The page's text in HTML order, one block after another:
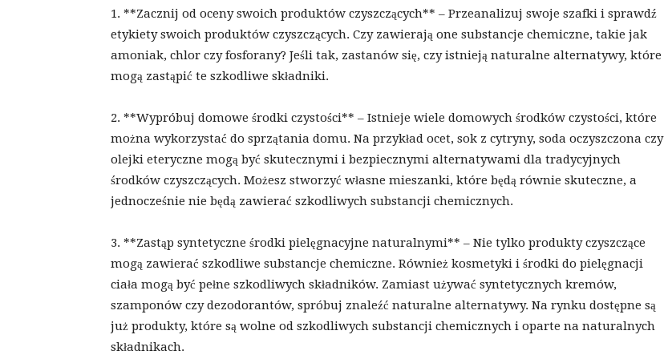
1. **Zacznij od oceny swoich produktów czyszczących** – Przeanalizuj swoje szafki i sprawdź
etykiety swoich produktów czyszczących. Czy zawierają one substancje chemiczne, takie jak
amoniak, chlor czy fosforany? Jeśli tak, zastanów się, czy istnieją naturalne alternatywy, które
mogą zastąpić te szkodliwe składniki.
2. **Wypróbuj domowe środki czystości** – Istnieje wiele domowych środków czystości, które
można wykorzystać do sprzątania domu. Na przykład ocet, sok z cytryny, soda oczyszczona czy
olejki eteryczne mogą być skutecznymi i bezpiecznymi alternatywami dla tradycyjnych
środków czyszczących. Możesz stworzyć własne mieszanki, które będą równie skuteczne, a
jednocześnie nie będą zawierać szkodliwych substancji chemicznych.
3. **Zastąp syntetyczne środki pielęgnacyjne naturalnymi** – Nie tylko produkty czyszczące
mogą zawierać szkodliwe substancje chemiczne. Również kosmetyki i środki do pielęgnacji
ciała mogą być pełne szkodliwych składników. Zamiast używać syntetycznych kremów,
szamponów czy dezodorantów, spróbuj znaleźć naturalne alternatywy. Na rynku dostępne są
już produkty, które są wolne od szkodliwych substancji chemicznych i oparte na naturalnych
składnikach.